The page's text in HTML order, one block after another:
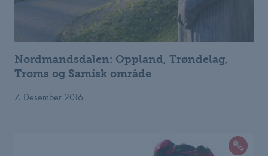
Nordmandsdalen: Oppland, Trøndelag,
Troms og Samisk område
7. Desember 2016